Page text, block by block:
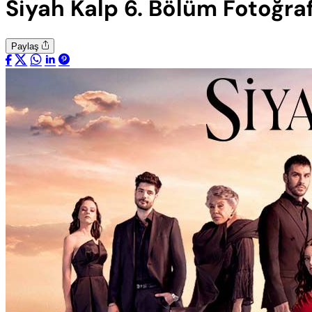
Siyah Kalp 6. Bölüm
Paylaş